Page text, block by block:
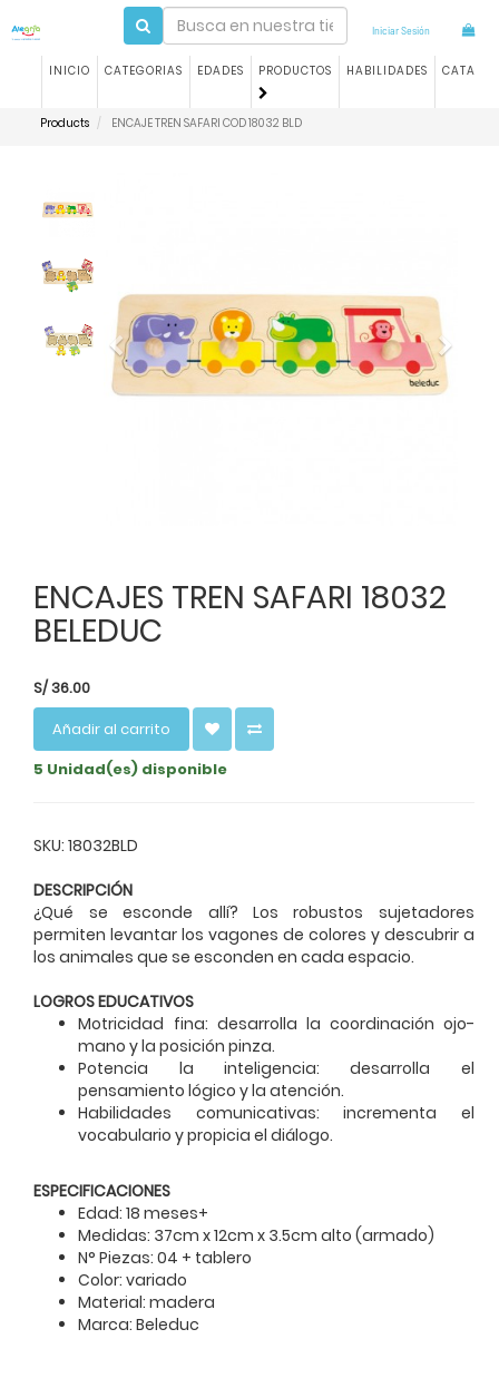
Iniciar Sesión
INICIO CATEGORIAS EDADES PRODUCTOS HABILIDADES
Products ENCAJE TREN SAFARI COD 18032 BLD
ENCAJES TREN SAFARI 18032
BELEDUC
S/36.00
Añadir al carrito
5 Unidad(es) disponible
SKU: 18032BLD
DESCRIPCIÓN
¿Qué se esconde allí? Los robustos sujetadores
permiten levantar los vagones de colores y descubrir a
los animales que se esconden en cada espacio.
LOGROS EDUCATIVOS
Motricidad fina: desarrolla la coordinación ojo-
mano y la posición pinza.
Potencia la inteligencia: desarrolla el
pensamiento lógico y la atención.
Habilidades comunicativas: incrementa el
vocabulario y propicia el diálogo.
ESPECIFICACIONES
Edad: 18 meses+
Medidas: 37cm x 12cm x 3.5cm alto (armado)
N° Piezas: 04 + tablero
Color: variado
Material: madera
Marca: Beleduc